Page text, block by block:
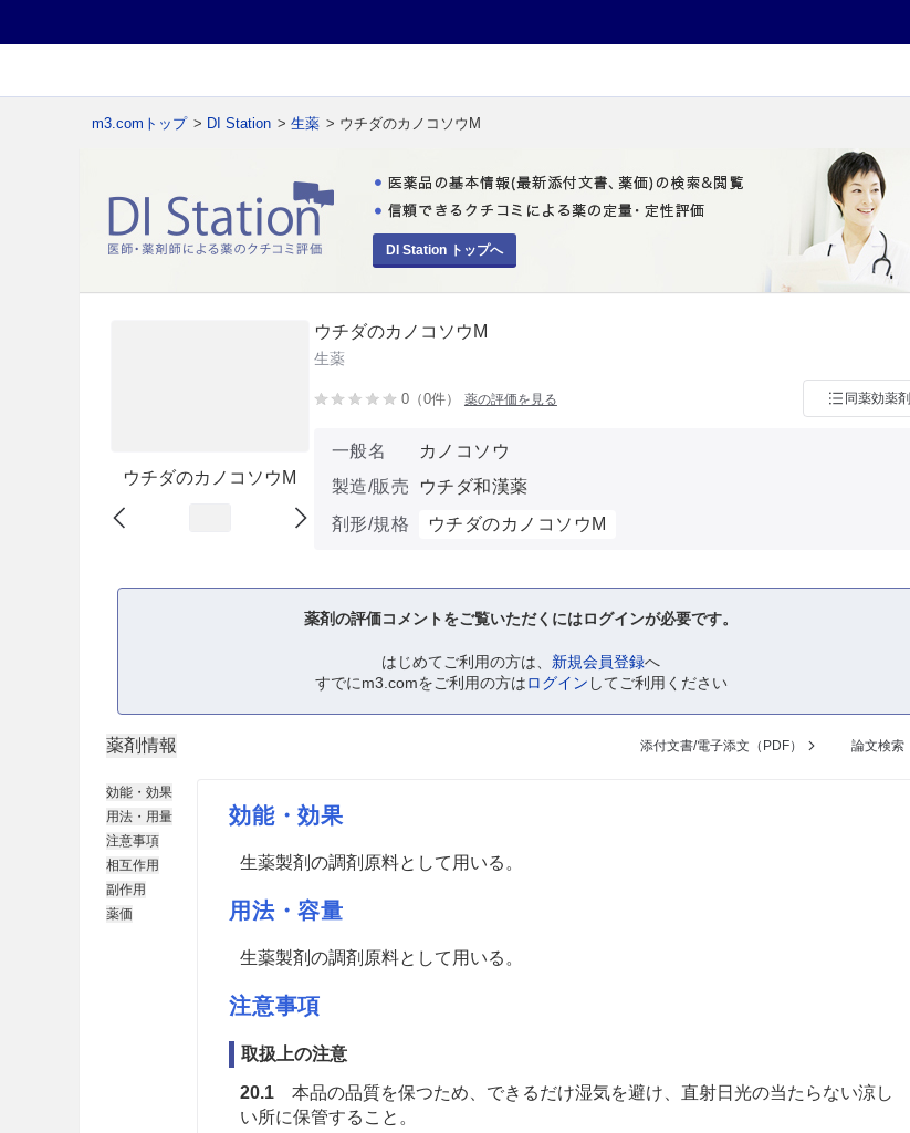
m3.comトップ > DI Station > 生薬 > ウチダのカノコソウM
DI Station トップへ
ウチダのカノコソウM
ウチダのカノコソウM
生薬
0（0件） 薬の評価を見る 同薬効薬剤
一般名
カノコソウ
製造/販売
ウチダ和漢薬
剤形/規格
ウチダのカノコソウM
薬剤の評価コメントをご覧いただくにはログインが必要です。
はじめてご利用の方は、 新規会員登録へ
すでにm3.comをご利用の方はログイン してご利用ください
薬剤情報 添付文書/電子添文（PDF） 論文検索
効能・効果
用法・用量
注意事項
相互作用
副作用
薬価
効能・効果
生薬製剤の調剤原料として用いる。
用法・容量
生薬製剤の調剤原料として用いる。
注意事項
取扱上の注意
20.1本品の品質を保つため、できるだけ湿気を避け、直射日光の当たらない涼し
い所に保管すること。